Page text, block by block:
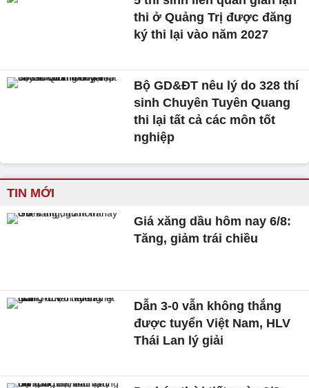
thi ở Quảng Trị được đăng
ký thi lại vào năm 2027
Bộ GD&ĐT nêu lý do 328 thí
sinh Chuyên Tuyên Quang
thi lại tất cả các môn tốt
nghiệp
TIN MỚI
Giá xăng dầu hôm nay 6/8:
Tăng, giảm trái chiều
Dẫn 3-0 vẫn không thắng
được tuyển Việt Nam, HLV
Thái Lan lý giải